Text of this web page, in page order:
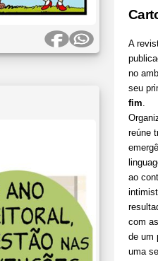
A
no
seu
fim.
reúne
ao
com
de um
uma